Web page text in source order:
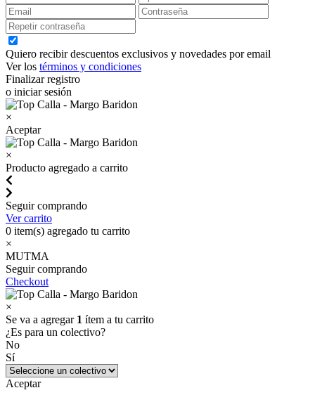
Quiero recibir descuentos exclusivos y novedades por email
Ver los términos y condiciones
Finalizar registro
o iniciar sesión
×
Aceptar
×
Producto agregado a carrito
Seguir comprando
Ver carrito
0 item(s) agregado tu carrito
×
MUTMA
Seguir comprando
Checkout
×
Se va a agregar 1 ítem a tu carrito
¿Es para un colectivo?
No
Sí
Aceptar